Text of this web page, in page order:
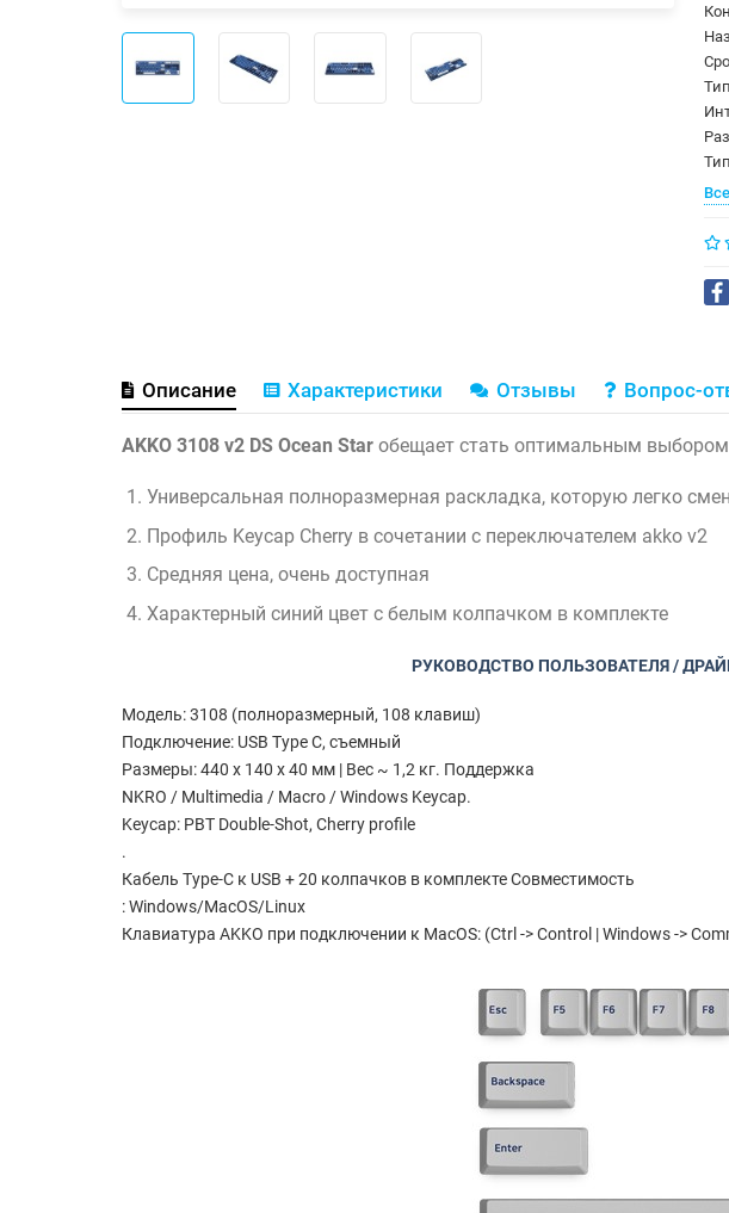
Описание Характеристики Отзывы Вопрос-
AKKO 3108 v2 DS Ocean Star обещает стать оптимальным
Универсальная полноразмерная раскладка, которую легко
Профиль Keycap Cherry в сочетании с переключателем akko v2
Средняя цена, очень доступная
Характерный синий цвет с белым колпачком в комплекте
РУКОВОДСТВО ПОЛЬЗОВАТЕЛЯ /
Модель: 3108 (полноразмерный, 108 клавиш)
Подключение: USB Type C, съемный
Размеры: 440 x 140 x 40 мм | Вес ~ 1,2 кг. Поддержка
NKRO / Multimedia / Macro / Windows Keycap.
Keycap: PBT Double-Shot, Cherry profile
.
Кабель Type-C к USB + 20 колпачков в комплекте Совместимость
: Windows/MacOS/Linux
Клавиатура AKKO при подключении к MacOS: (Ctrl -> Control | Windows ->